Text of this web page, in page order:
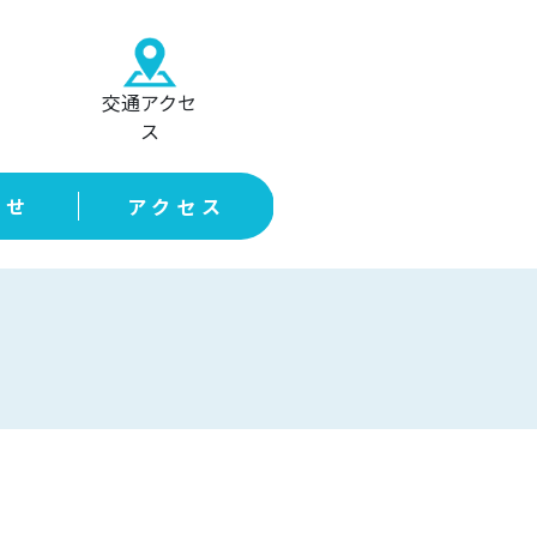
交通アクセ
ス
アクセス